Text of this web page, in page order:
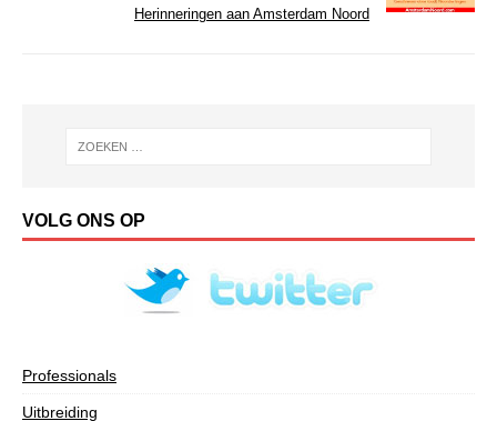
Herinneringen aan Amsterdam Noord
VOLG ONS OP
Professionals
Uitbreiding